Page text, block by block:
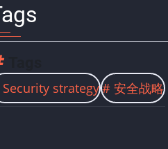
Security strategy 安全战略